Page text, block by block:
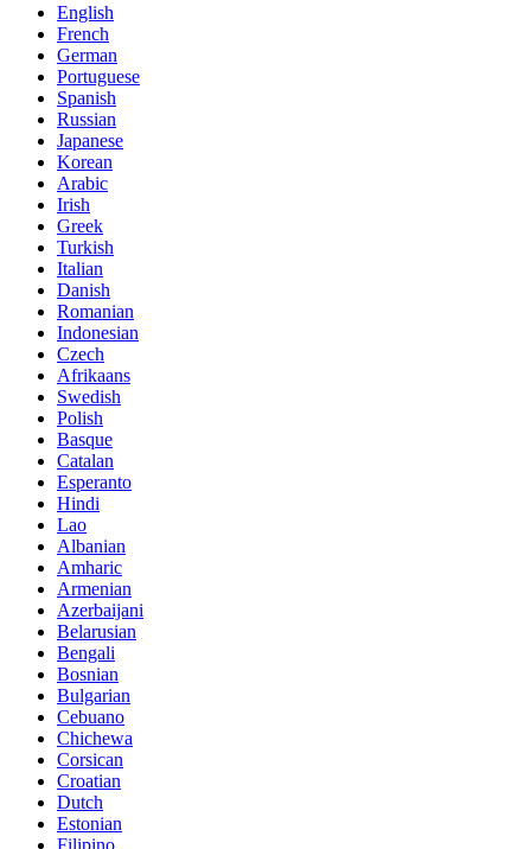
English
French
German
Portuguese
Spanish
Russian
Japanese
Korean
Arabic
Irish
Greek
Turkish
Italian
Danish
Romanian
Indonesian
Czech
Afrikaans
Swedish
Polish
Basque
Catalan
Esperanto
Hindi
Lao
Albanian
Amharic
Armenian
Azerbaijani
Belarusian
Bengali
Bosnian
Bulgarian
Cebuano
Chichewa
Corsican
Croatian
Dutch
Estonian
Filipino